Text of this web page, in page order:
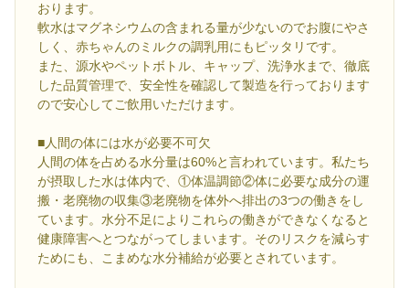
おります。
軟水はマグネシウムの含まれる量が少ないのでお腹にやさ
しく、赤ちゃんのミルクの調乳用にもピッタリです。
また、源水やペットボトル、キャップ、洗浄水まで、徹底
した品質管理で、安全性を確認して製造を行っております
ので安心してご飲用いただけます。
■人間の体には水が必要不可欠
人間の体を占める水分量は60%と言われています。私たち
が摂取した水は体内で、①体温調節②体に必要な成分の運
搬・老廃物の収集③老廃物を体外へ排出の3つの働きをし
ています。水分不足によりこれらの働きができなくなると
健康障害へとつながってしまいます。そのリスクを減らす
ためにも、こまめな水分補給が必要とされています。